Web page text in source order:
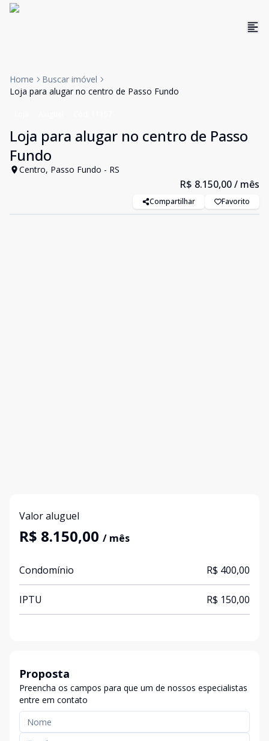
Home
Buscar imóvel
Loja para alugar no centro de Passo Fundo
Loja para alugar no centro de Passo
Fundo
Centro, Passo Fundo - RS
R$ 8.150,00/ mês
Compartilhar Favorito
Valor aluguel
R$ 8.150,00 / mês
Condomínio R$ 400,00
IPTU R$ 150,00
Proposta
Preencha os campos para que um de nossos especialistas
entre em contato